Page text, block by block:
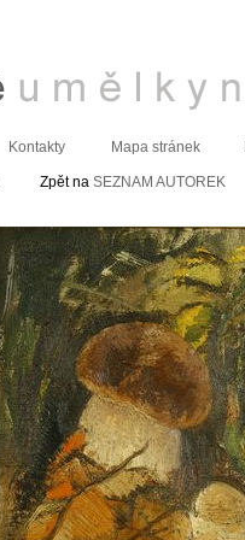
Kontakty Mapa stránek
Zpět na SEZNAM AUTOREK